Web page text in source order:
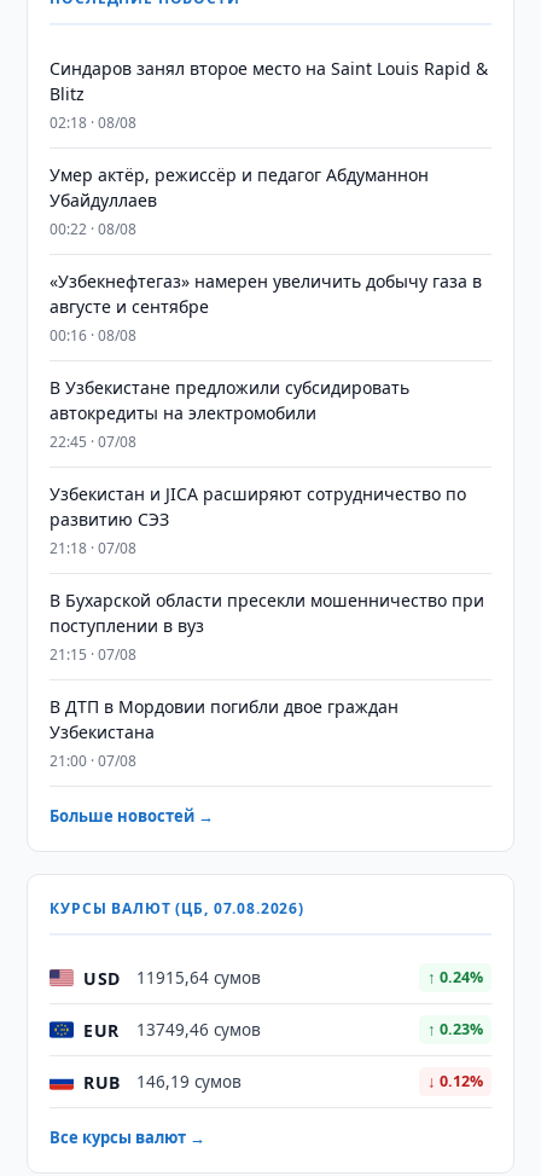
Синдаров занял второе место на Saint Louis Rapid &
Blitz
02:18 · 08/08
Умер актёр, режиссёр и педагог Абдуманнон
Убайдуллаев
00:22 · 08/08
«Узбекнефтегаз» намерен увеличить добычу газа в
августе и сентябре
00:16 · 08/08
В Узбекистане предложили субсидировать
автокредиты на электромобили
22:45 · 07/08
Узбекистан и JICA расширяют сотрудничество по
развитию СЭЗ
21:18 · 07/08
В Бухарской области пресекли мошенничество при
поступлении в вуз
21:15 · 07/08
В ДТП в Мордовии погибли двое граждан
Узбекистана
21:00 · 07/08
Больше новостей →
КУРСЫ ВАЛЮТ (ЦБ, 07.08.2026)
USD 11915,64 сумов ↑ 0.24%
EUR 13749,46 сумов ↑ 0.23%
RUB 146,19 сумов ↓ 0.12%
Все курсы валют →